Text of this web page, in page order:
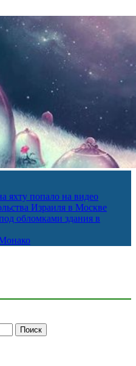
яхту попало на видео
Израиля в Москве
обломками здания в